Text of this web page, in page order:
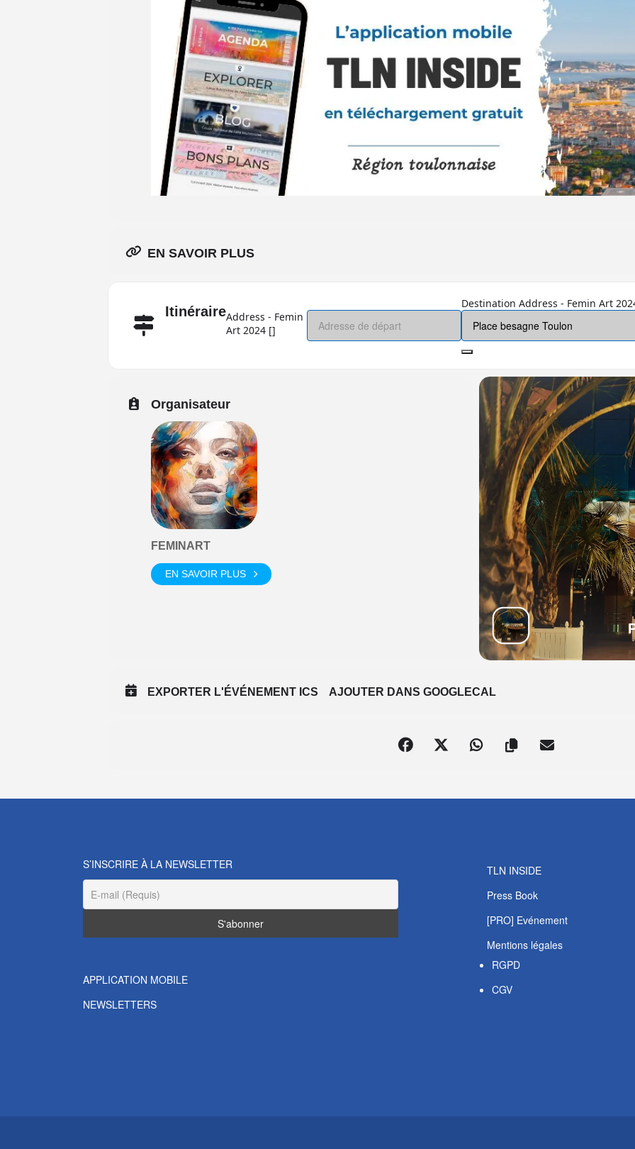
EN SAVOIR PLUS
ItinéraireAddress - Femin
Art 2024 []
Destination Address - Femin Art
Organisateur
FEMINART
EN SAVOIR PLUS
EXPORTER L'ÉVÉNEMENT ICS AJOUTER DANS GOOGLECAL
S’INSCRIRE À LA NEWSLETTER
APPLICATION MOBILE
NEWSLETTERS
TLN INSIDE
Press Book
[PRO] Evénement
Mentions légales
RGPD
CGV